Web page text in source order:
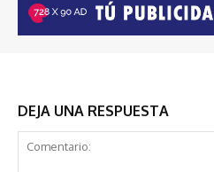
DEJA UNA RESPUESTA